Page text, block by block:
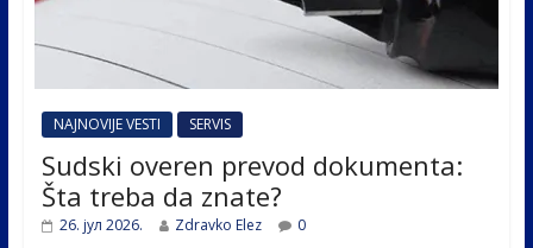
NAJNOVIJE VESTI SERVIS
Sudski overen prevod dokumenta:
Šta treba da znate?
26. јул 2026. Zdravko Elez 0